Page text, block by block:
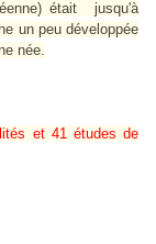
était jusqu'à
un peu développée
née.
et 41 études de